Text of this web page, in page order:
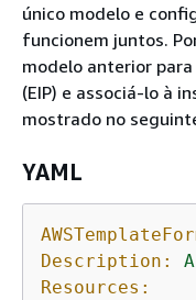
único modelo e
funcionem juntos.
modelo anterior
(EIP) e associá-lo à
mostrado no
YAML
Description:
A
Resources: